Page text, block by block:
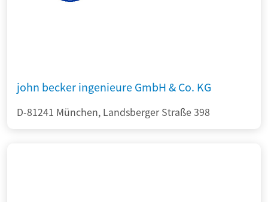
john becker ingenieure GmbH & Co. KG
D-81241 München, Landsberger Straße 398